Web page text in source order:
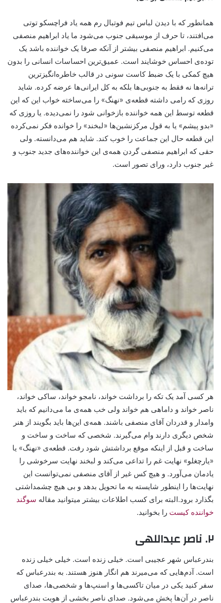
همانطور که با دیدن لباس تیم فوتبال رم همه یاد فراچسکو توتی
می‌افتند، تا حرف از موسیقی جنوب می‌شود ما یاد ابراهیم منصفی
می‌کنیم. ابراهیم منصفی بیشتر از آنکه صرفا یک خواننده باشد یک
توده‌ی احساس خوشایند است. عمیق‌ترین احساسات انسانی را بدون
هیچ کمکی با یک ضبط کاست سونی در قالب خاطره‌انگیزترین
ترانه‌ها نه فقط به جنوبی‌ها بلکه به کل ایرانی‌ها عرضه کرده. شاید
روزی که رامی داشته قطعه‌ی «نهنگ» را می‌ساخته خواب این که این
قطعه توسط این همه خواننده بازخوانی شود را نمی‌دیده. یا روزی که
«بدو پیشم» یا به قول مرکزنشین‌ها «لبخند» را خوانده فکر نمی‌کرده
این قطعه حال این جماعت را خوب کند. شاید هم می‌دانسته. ولی
حقی که ابراهیم منصفی گردن همه‌ی این خواننده‌های جدید جنوب و
غیر جنوب دارد، ورای تصور است.
هر کسی آمد یک تکه را برداشت خواند، نامجو خواند، ساکی خواند،
ناصر خواند و داماهی هم خواند ولی خب همه‌ی ما می‌دانیم که باید
وامدار و قدردان آقای منصفی باشند. همه‌ی این‌ها باید بگویند از هنر
شخص دیگری دارند وام می‌گیرند. شخصی که ساخت و ساخت و
ساخت و قبل از اینکه موقع برداشتش شود رفت. قطعه‌ی «نهنگ» یا
«یارچغلو» نهایت غم را تداعی می‌کند و لبخند نهایت سرخوشی را
یادمان می‌آورد. و هیچ کس غیر از آقای منصفی نمی‌توانست این
نهایت‌ها را اینطور شایسته به ما تحویل بدهد و بی هیچ چشمداشتی
بگذارد برود.البته برای کسب اطلاعات بیشتر میتوانید مقاله سوگند
خواننده کیست را بخوانید.
۲. ناصر عبداللهی
بندرعباس شهر عجیبی‌‌ است. خیلی زنده است. خیلی خیلی زنده
است. آدم‌هایی که می‌میرند هم انگار هنوز هستند. به بندرعباس که
سفر کنید یکی در‌ میان تاکسی‌ها و اسنپ‌ها و شخصی‌ها، صدای
ناصر در آن‌ها پخش می‌شود. صدای ناصر بخشی از هویت بندرعباس